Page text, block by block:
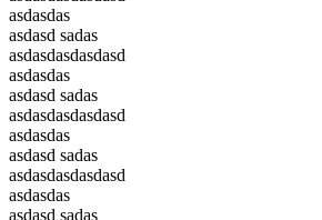
asdasdas
asdasd sadas
asdasdasdasdasd
asdasdas
asdasd sadas
asdasdasdasdasd
asdasdas
asdasd sadas
asdasdasdasdasd
asdasdas
asdasd sadas